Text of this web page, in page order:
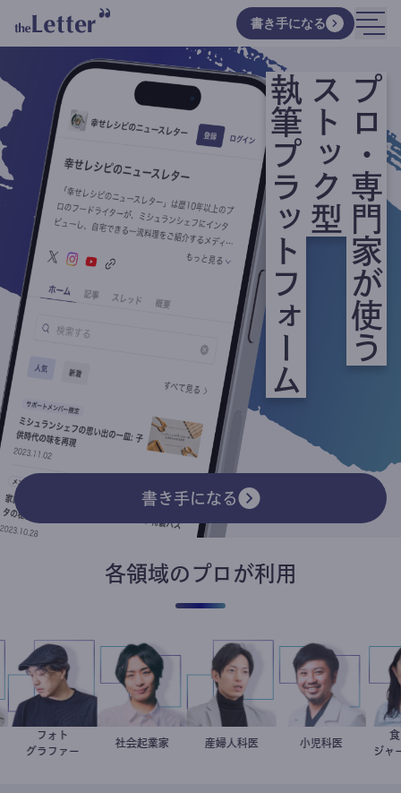
書き手になる
プロ・専門家が使う
ストック型
執筆プラットフォーム
書き手になる
各領域のプロが利用
別所隆弘
フォト
グラファー
駒崎弘樹
社会起業家 重見大介
産婦人科医 今西洋介
小児科医